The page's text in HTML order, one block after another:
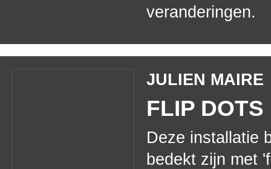
veranderingen.
JULIEN MAIRE
FLIP DOTS
Deze installatie
bedekt zijn met